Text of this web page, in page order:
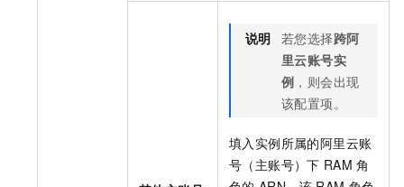
说明 若您选择跨阿
里云账号实
例 ，则会出现
该配置项。
填入实例所属的阿里云账
号（主账号）下 RAM 角